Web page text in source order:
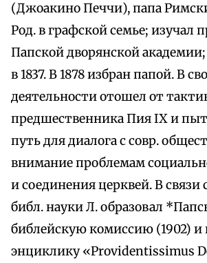
(Джоакино Печчи), папа
Род. в графской семье; изучал
Папской дворянской
в 1837. В 1878 избран папой. В
деятельности отошел от
предшественника Пия IX и
путь для диалога с совр.
внимание проблемам
и соединения церквей. В связи
библ. науки Л. образовал
библейскую комиссию (1902) и
энциклику «Providentissimus